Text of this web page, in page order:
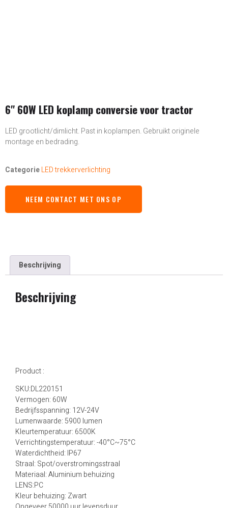
6" 60W LED koplamp conversie voor tractor
LED grootlicht/dimlicht. Past in koplampen. Gebruikt originele
montage en bedrading.
CategorieLED trekkerverlichting
NEEM CONTACT MET ONS OP
Beschrijving
Beschrijving
Product :
SKU:DL220151
Vermogen: 60W
Bedrijfsspanning: 12V-24V
Lumenwaarde: 5900 lumen
Kleurtemperatuur: 6500K
Verrichtingstemperatuur: -40°C~75°C
Waterdichtheid: IP67
Straal: Spot/overstromingsstraal
Materiaal: Aluminium behuizing
LENS:PC
Kleur behuizing: Zwart